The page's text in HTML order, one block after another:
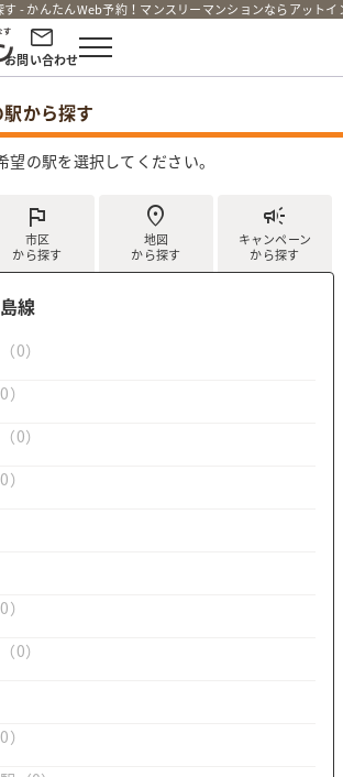
- かんたんWeb予約！マンスリーマンションならアットイ
お問い合わせ
から探す
望の駅を選択してください。
flag
市区
から探す
location_on
地図
から探す
campaign
キャンペーン
から探す
線
（0）
）
（0）
）
）
（0）
）